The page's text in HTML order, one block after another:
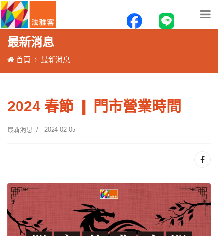
最新消息
首頁 最新消息
2024 春節 ❙ 門市營業時間
最新消息 2024-02-05